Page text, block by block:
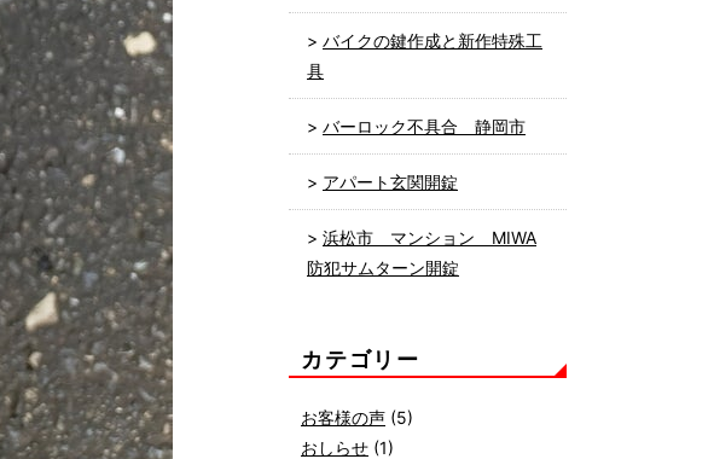
バイクの鍵作成と新作特殊工
具
バーロック不具合 静岡市
アパート玄関開錠
浜松市 マンション MIWA
防犯サムターン開錠
カテゴリー
お客様の声 (5)
おしらせ (1)